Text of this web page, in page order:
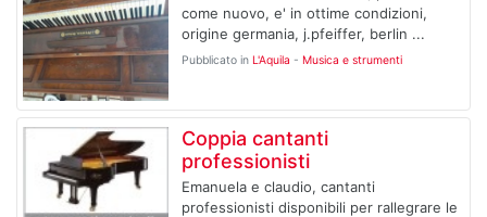
come nuovo, e' in ottime condizioni,
origine germania, j.pfeiffer, berlin ...
Pubblicato in L'Aquila - Musica e strumenti
Coppia cantanti
professionisti
Emanuela e claudio, cantanti
professionisti disponibili per rallegrare le